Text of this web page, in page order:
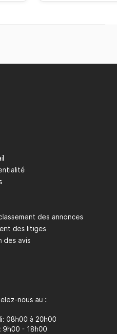
des annonces
des litiges
des avis
nous au :
08h00 à 20h00
9h00 - 18h00